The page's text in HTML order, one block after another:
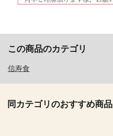
この商品のカテゴリ
信寿食
同カテゴリのおすすめ商品